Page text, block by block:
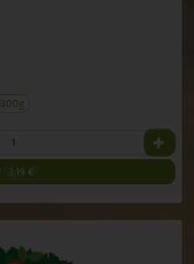
300g
3,19 €